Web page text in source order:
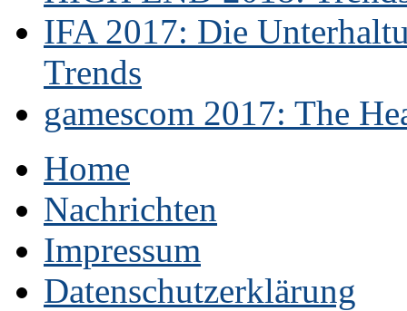
IFA 2017: Die
Trends
gamescom 2017: The
Home
Nachrichten
Impressum
Datenschutzerklärung